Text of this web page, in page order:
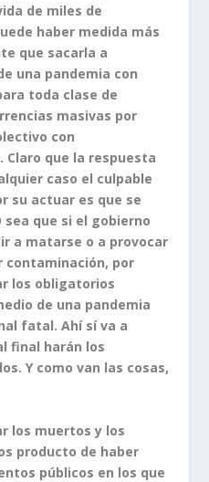
de miles de
haber medida más
que sacarla a
una pandemia con
toda clase de
masivas por
con
Claro que la respuesta
caso el culpable
su actuar es que se
sea que si el gobierno
a matarse o a provocar
contaminación, por
los obligatorios
de una pandemia
fatal. Ahí sí va a
final harán los
Y como van las cosas,
los muertos y los
producto de haber
públicos en los que